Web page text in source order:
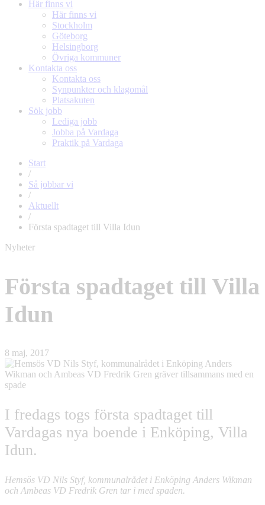
Här finns vi
Här finns vi
Stockholm
Göteborg
Helsingborg
Övriga kommuner
Kontakta oss
Kontakta oss
Synpunkter och klagomål
Platsakuten
Sök jobb
Lediga jobb
Jobba på Vardaga
Praktik på Vardaga
Start
/
Så jobbar vi
/
Aktuellt
/
Första spadtaget till Villa Idun
Nyheter
Första spadtaget till Villa
Idun
8 maj, 2017
I fredags togs första spadtaget till
Vardagas nya boende i Enköping, Villa
Idun.
Hemsös VD Nils Styf, kommunalrådet i Enköping Anders Wikman
och Ambeas VD Fredrik Gren tar i med spaden.